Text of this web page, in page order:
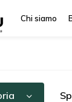
Chi siamo